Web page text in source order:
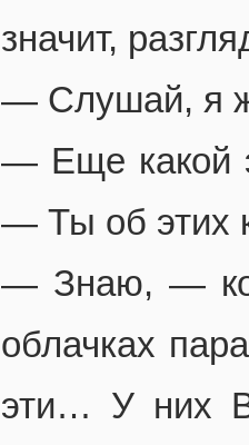
значит,
— Слушай, я
— Еще какой
— Ты об этих
— Знаю, —
облачках
эти… У них